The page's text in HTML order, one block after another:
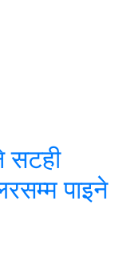
सटही
पाइने